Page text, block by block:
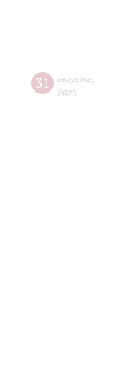
31 августа
2023